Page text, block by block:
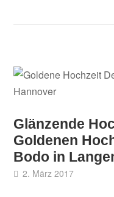
Glänzende
Goldenen
Bodo in
2. März 2017